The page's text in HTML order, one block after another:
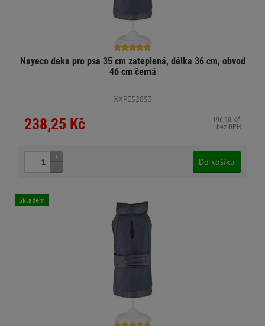
Nayeco deka pro psa 35 cm zateplená, délka 36 cm, obvod
46 cm černá
XXPE52853
238,25 Kč
196,90 Kč
bez DPH
+
-
Do košíku
Skladem